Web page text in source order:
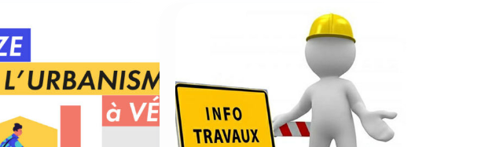
place
l’Hospice et
square
Vailhé